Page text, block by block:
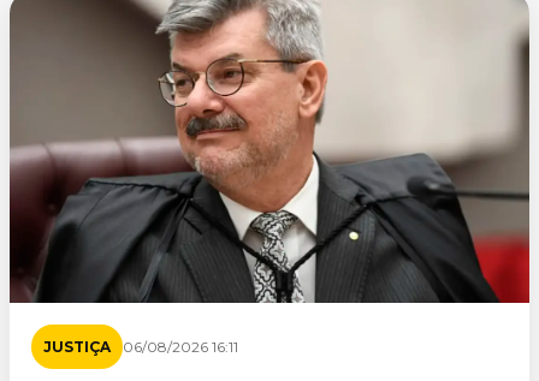
JUSTIÇA 06/08/2026 16:11